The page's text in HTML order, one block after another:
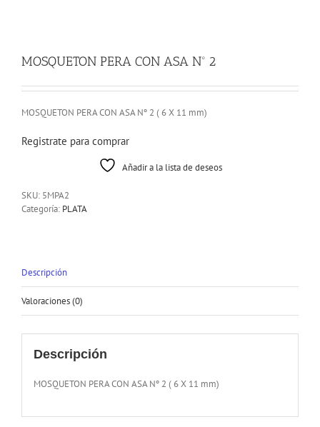
MOSQUETON PERA CON ASA Nº 2
MOSQUETON PERA CON ASA Nº 2 ( 6 X 11 mm)
Registrate para comprar
Añadir a la lista de deseos
SKU: 5MPA2
Categoría: PLATA
Descripción
Valoraciones (0)
Descripción
MOSQUETON PERA CON ASA Nº 2 ( 6 X 11 mm)